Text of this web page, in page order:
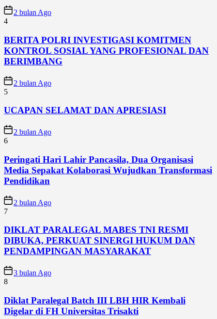
2 bulan Ago
4
BERITA POLRI INVESTIGASI KOMITMEN
KONTROL SOSIAL YANG PROFESIONAL DAN
BERIMBANG
2 bulan Ago
5
UCAPAN SELAMAT DAN APRESIASI
2 bulan Ago
6
Peringati Hari Lahir Pancasila, Dua Organisasi
Media Sepakat Kolaborasi Wujudkan Transformasi
Pendidikan
2 bulan Ago
7
DIKLAT PARALEGAL MABES TNI RESMI
DIBUKA, PERKUAT SINERGI HUKUM DAN
PENDAMPINGAN MASYARAKAT
3 bulan Ago
8
Diklat Paralegal Batch III LBH HIR Kembali
Digelar di FH Universitas Trisakti